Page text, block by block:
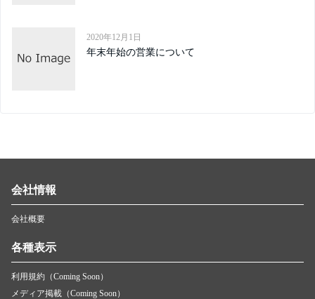
2020年12月1日
年末年始の営業について
会社情報
会社概要
各種表示
利用規約（Coming Soon）
メディア掲載（Coming Soon）